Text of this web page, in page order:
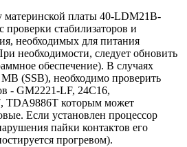
материнской платы 40-LDM21B-
проверки стабилизаторов и
необходимых для питания
необходимости, следует обновить
обеспечение). В случаях
(SSB), необходимо проверить
- GM2221-LF, 24C16,
TDA9886T которым может
Если установлен процессор
пайки контактов его
прогревом).